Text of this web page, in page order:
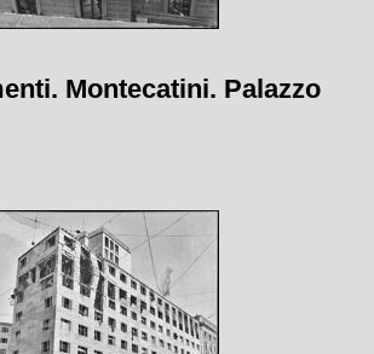
Montecatini. Palazzo